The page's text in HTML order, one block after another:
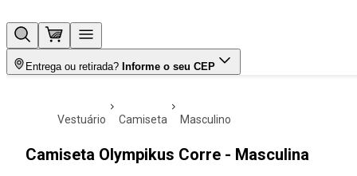
Entrega ou retirada? Informe o seu CEP
vestuário camiseta masculino
Camiseta Olympikus Corre - Masculina